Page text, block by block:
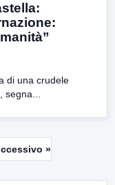
di una crudele
»